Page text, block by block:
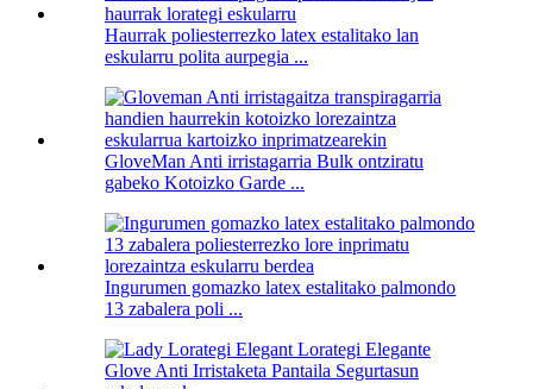
Haurrak poliesterrezko latex estalitako lan
eskularru polita aurpegia ...
GloveMan Anti irristagarria Bulk ontziratu
gabeko Kotoizko Garde ...
Ingurumen gomazko latex estalitako palmondo
13 zabalera poli ...